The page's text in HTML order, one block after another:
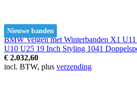
Nieuwe banden
BMW Velgen met Winterbanden X1
U10 U25 19 Inch Styling 1041
€ 2.032,60
incl. BTW, plus verzending